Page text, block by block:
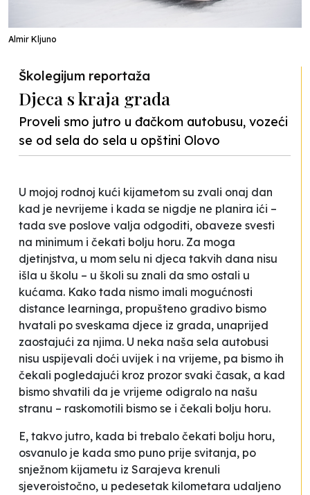
Almir Kljuno
Školegijum reportaža
Djeca s kraja grada
Proveli smo jutro u đačkom autobusu, vozeći
se od sela do sela u opštini Olovo
U mojoj rodnoj kući kijametom su zvali onaj dan
kad je nevrijeme i kada se nigdje ne planira ići –
tada sve poslove valja odgoditi, obaveze svesti
na minimum i čekati bolju horu. Za moga
djetinjstva, u mom selu ni djeca takvih dana nisu
išla u školu – u školi su znali da smo ostali u
kućama. Kako tada nismo imali mogućnosti
distance learninga, propušteno gradivo bismo
hvatali po sveskama djece iz grada, unaprijed
zaostajući za njima. U neka naša sela autobusi
nisu uspijevali doći uvijek i na vrijeme, pa bismo ih
čekali pogledajući kroz prozor svaki časak, a kad
bismo shvatili da je vrijeme odigralo na našu
stranu – raskomotili bismo se i čekali bolju horu.
E, takvo jutro, kada bi trebalo čekati bolju horu,
osvanulo je kada smo puno prije svitanja, po
snježnom kijametu iz Sarajeva krenuli
sjeveroistočno, u pedesetak kilometara udaljeno